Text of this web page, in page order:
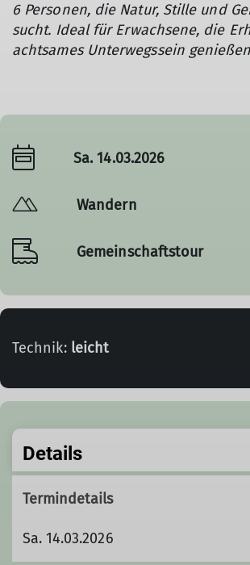
6 Personen, die Natur, Stille und
sucht. Ideal für Erwachsene, die
achtsames Unterwegssein
Sa. 14.03.2026
Wandern
Gemeinschaftstour
Technik: leicht
Details
Termindetails
Sa. 14.03.2026